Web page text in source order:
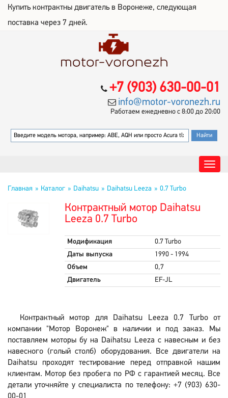
Купить контрактны двигатель в Воронеже, следующая
поставка через 7 дней.
+7 (903) 630-00-01
info@motor-voronezh.ru
Работаем ежедневно с 8:00 до 20:00
Главная Каталог Daihatsu Daihatsu Leeza 0.7 Turbo
Контрактный мотор Daihatsu
Leeza 0.7 Turbo
Модификация
0.7 Turbo
Даты выпуска
1990 - 1994
Объем
0,7
Двигатель
EF-JL
Контрактный мотор для Daihatsu Leeza 0.7 Turbo от
компании "Мотор Воронеж" в наличии и под заказ. Мы
поставляем моторы бу на Daihatsu Leeza с навесным и без
навесного (голый столб) оборудования. Все двигатели на
Daihatsu проходят тестирование перед отправкой нашим
клиентам. Мотор без пробега по РФ с гарантией месяц. Все
детали уточняйте у специалиста по телефону: +7 (903) 630-